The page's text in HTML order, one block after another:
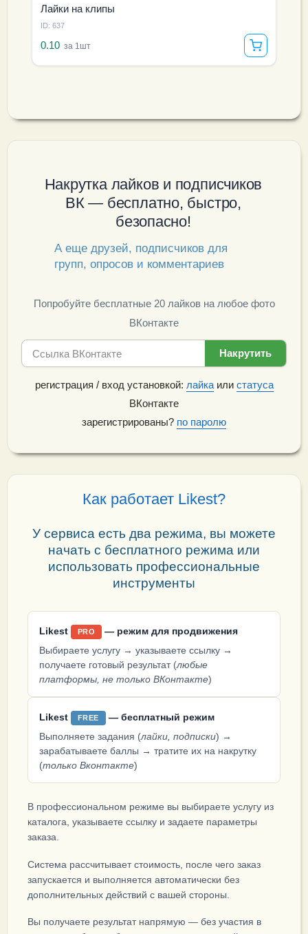
Лайки на клипы
ID: 637
0.10 за 1шт
Накрутка лайков и подписчиков
ВК — бесплатно, быстро,
безопасно!
А еще друзей, подписчиков для
групп, опросов и комментариев
Попробуйте бесплатные 20 лайков на любое фото
ВКонтакте
регистрация / вход установкой: лайкаили статуса
ВКонтакте
зарегистрированы? по паролю
Как работает Likest?
У сервиса есть два режима, вы можете
начать с бесплатного режима или
использовать профессиональные
инструменты
Likest PRO
— режим для продвижения
Выбираете услугу → указываете ссылку →
получаете готовый результат (любые
платформы, не только ВКонтакте)
Likest FREE
— бесплатный режим
Выполняете задания (лайки, подписки) →
зарабатываете баллы → тратите их на накрутку
(только Вконтакте)
В профессиональном режиме вы выбираете услугу из
каталога, указываете ссылку и задаете параметры
заказа.
Система рассчитывает стоимость, после чего заказ
запускается и выполняется автоматически без
дополнительных действий с вашей стороны.
Вы получаете результат напрямую — без участия в